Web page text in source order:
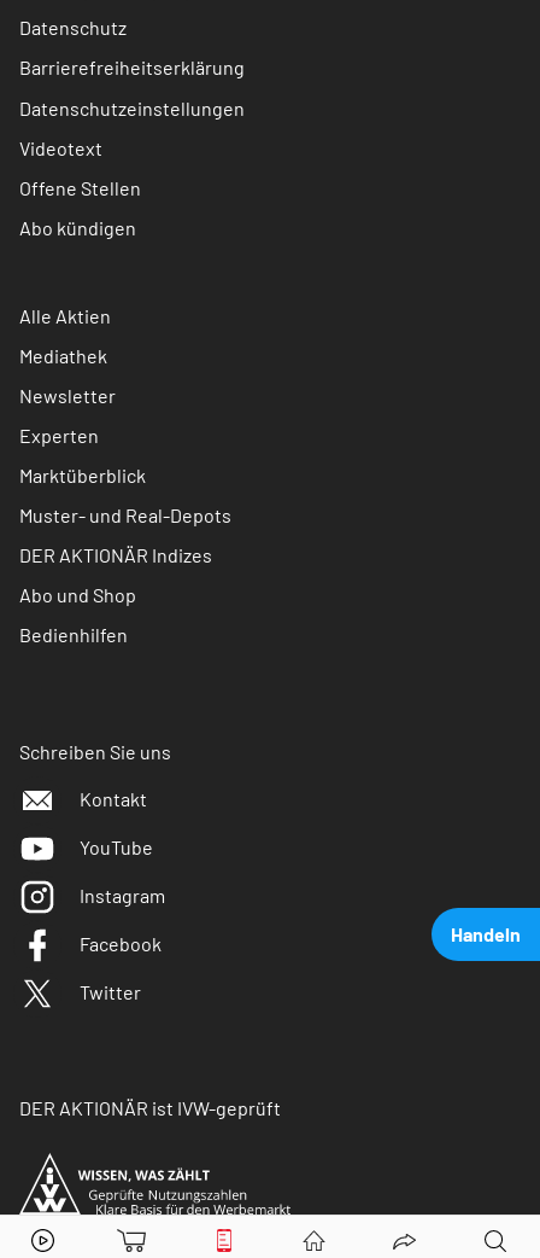
Handeln
HelloFresh Aktie jetzt handeln?
Datenschutz
Barrierefreiheitserklärung
Datenschutzeinstellungen
Videotext
Offene Stellen
Abo kündigen
Alle Aktien
Mediathek
Newsletter
Experten
Marktüberblick
Muster- und Real-Depots
DER AKTIONÄR Indizes
Abo und Shop
Bedienhilfen
Schreiben Sie uns
Kontakt
YouTube
Instagram
Facebook
Twitter
DER AKTIONÄR ist IVW-geprüft